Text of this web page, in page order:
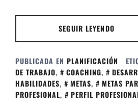
SEGUIR LEYENDO
PUBLICADA EN PLANIFICACIÓN
DE TRABAJO, COACHING,
HABILIDADES, METAS,
METAS
PROFESIONAL, PERFIL